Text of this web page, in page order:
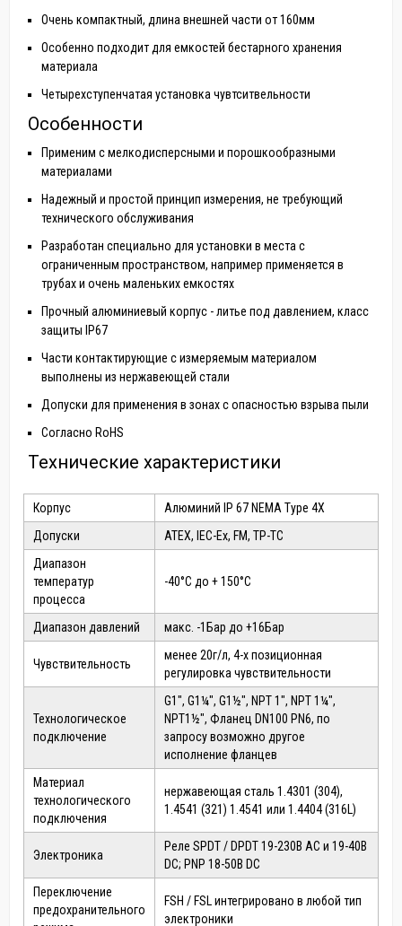
Очень компактный, длина внешней части от 160мм
Особенно подходит для емкостей бестарного хранения
материала
Четырехступенчатая установка чувтситвельности
Особенности
Применим с мелкодисперсными и порошкообразными
материалами
Надежный и простой принцип измерения, не требующий
технического обслуживания
Разработан специально для установки в места с
ограниченным пространством, например применяется в
трубах и очень маленьких емкостях
Прочный алюминиевый корпус - литье под давлением, класс
защиты IP67
Части контактирующие с измеряемым материалом
выполнены из нержавеющей стали
Допуски для применения в зонах с опасностью взрыва пыли
Согласно RoHS
Технические характеристики
Корпус
Алюминий IP 67 NEMA Type 4X
Допуски
ATEX, IEC-Ex, FM, ТР-ТС
Диапазон
температур
процесса
-40°C до + 150°C
Диапазон давлений макс. -1Бар до +16Бар
Чувствительность
менее 20г/л, 4-х позиционная
регулировка чувствительности
Технологическое
подключение
G1", G1¼", G1½", NPT 1", NPT 1¼",
NPT1½", Фланец DN100 PN6, по
запросу возможно другое
исполнение фланцев
Материал
технологического
подключения
нержавеющая сталь 1.4301 (304),
1.4541 (321) 1.4541 или 1.4404 (316L)
Электроника
Реле SPDT / DPDT 19-230В AC и 19-40В
DC; PNP 18-50В DC
Переключение
предохранительного
FSH / FSL интегрировано в любой тип
электроники